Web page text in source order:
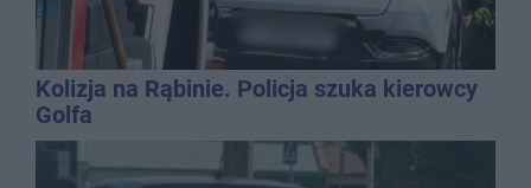
Kolizja na Rąbinie. Policja szuka kierowcy
Golfa